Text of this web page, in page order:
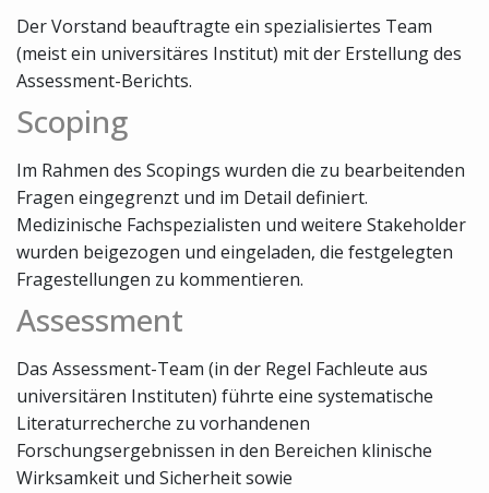
Der Vorstand beauftragte ein spezialisiertes Team
(meist ein universitäres Institut) mit der Erstellung des
Assessment-Berichts.
Scoping
Im Rahmen des Scopings wurden die zu bearbeitenden
Fragen eingegrenzt und im Detail definiert.
Medizinische Fachspezialisten und weitere Stakeholder
wurden beigezogen und eingeladen, die festgelegten
Fragestellungen zu kommentieren.
Assessment
Das Assessment-Team (in der Regel Fachleute aus
universitären Instituten) führte eine systematische
Literaturrecherche zu vorhandenen
Forschungsergebnissen in den Bereichen klinische
Wirksamkeit und Sicherheit sowie